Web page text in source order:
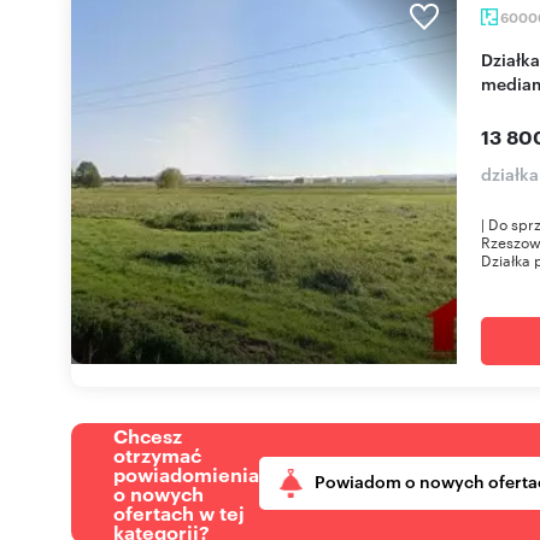
Działka przemysłowa 6 ha pod Rzeszowem z
13
| Do
Działka
Chcesz
otrzymać
powiadomienia
o nowych
ofertach w tej
kategorii?
Powiadom o nowych